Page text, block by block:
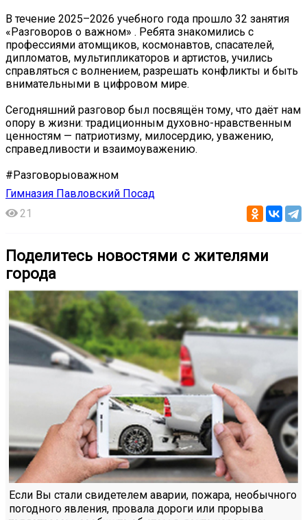
В течение 2025–2026 учебного года прошло 32 занятия
«Разговоров о важном» . Ребята знакомились с
профессиями атомщиков, космонавтов, спасателей,
дипломатов, мультипликаторов и артистов, учились
справляться с волнением, разрешать конфликты и быть
внимательными в цифровом мире.
Сегодняшний разговор был посвящён тому, что даёт нам
опору в жизни: традиционным духовно-нравственным
ценностям — патриотизму, милосердию, уважению,
справедливости и взаимоуважению.
#Разговорыоважном
Гимназия Павловский Посад
21
Поделитесь новостями с жителями
города
Если Вы стали свидетелем аварии, пожара, необычного
погодного явления, провала дороги или прорыва